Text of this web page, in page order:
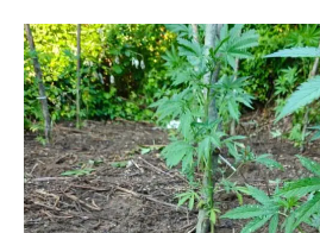
Economia e Lavoro
Politica
Sanità